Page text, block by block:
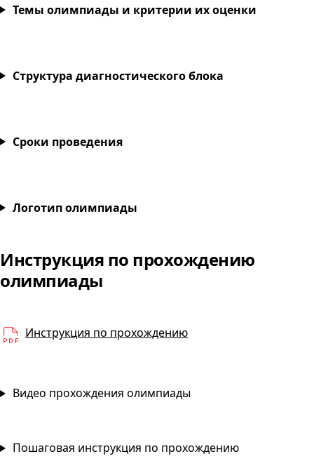
Темы олимпиады и критерии их оценки
Структура диагностического блока
Сроки проведения
Логотип олимпиады
Виртуализация и оркестрация ресурсов
Инструкция по прохождению
олимпиадыВиртуализация и
Инструкция по прохождению
PDF
Видео прохождения олимпиады
Пошаговая инструкция по прохождению